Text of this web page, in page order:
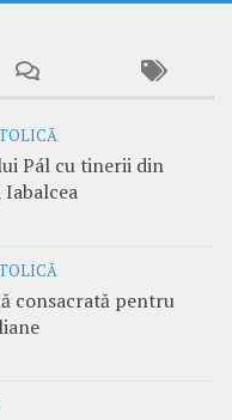
Pál cu tinerii din
Iabalcea
consacrată pentru